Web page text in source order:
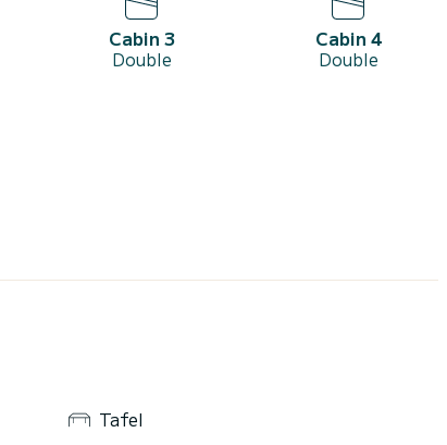
Cabin 3
Double
Cabin 4
Double
Tafel